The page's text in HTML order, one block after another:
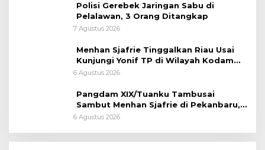
Polisi Gerebek Jaringan Sabu di
Pelalawan, 3 Orang Ditangkap
7 Agustus 2026
Menhan Sjafrie Tinggalkan Riau Usai
Kunjungi Yonif TP di Wilayah Kodam
XIX/Tuanku Tambusai
6 Agustus 2026
Pangdam XIX/Tuanku Tambusai
Sambut Menhan Sjafrie di Pekanbaru,
Ada Agenda Penting
6 Agustus 2026
Pesan Tegas Wabup Husni Tamrin